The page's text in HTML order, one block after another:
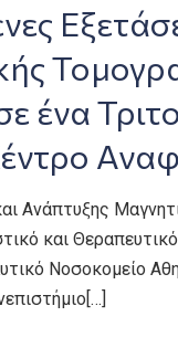
ένα
Ανάπτυξης
και
Νοσοκομείο